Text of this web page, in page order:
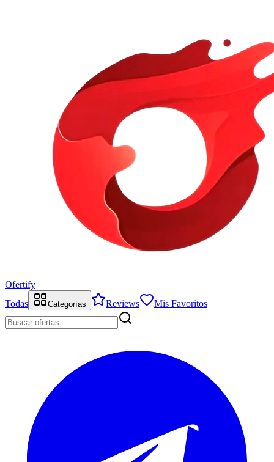
Ofertify
Todas
Categorías Reviews Mis Favoritos